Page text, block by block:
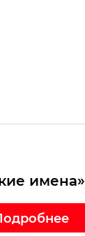
имена»